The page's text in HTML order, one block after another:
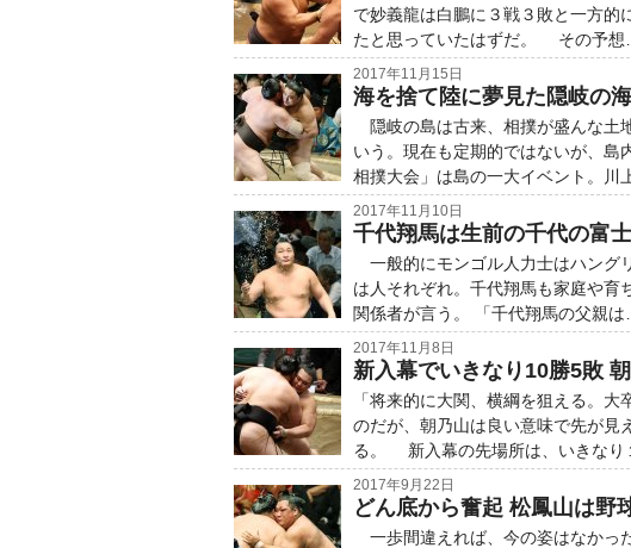
で妙義龍は白鵬に３戦３敗と一方的
たと思っていたはずだ。 その予想…
2017年11月15日
海を捨て陸に夢見た隠岐の
隠岐の島は古来、相撲が盛んな土
いう。現在も定期的ではないが、島
相撲大会」は島の一大イベント。川
2017年11月10日
千代翔馬は生前の千代の富
一般的にモンゴル人力士はハング
は人それぞれ。千代翔馬も家庭や
関係者が言う。 「千代翔馬の父親は…
2017年11月8日
新入幕でいきなり10勝5敗
「将来的に大関、横綱を狙える。
のだが、朝乃山は良い意味で先が
る。 新入幕の先場所は、いきなり
2017年9月22日
どん底から奮起 松鳳山は野
一歩間違えれば、今の姿はなか